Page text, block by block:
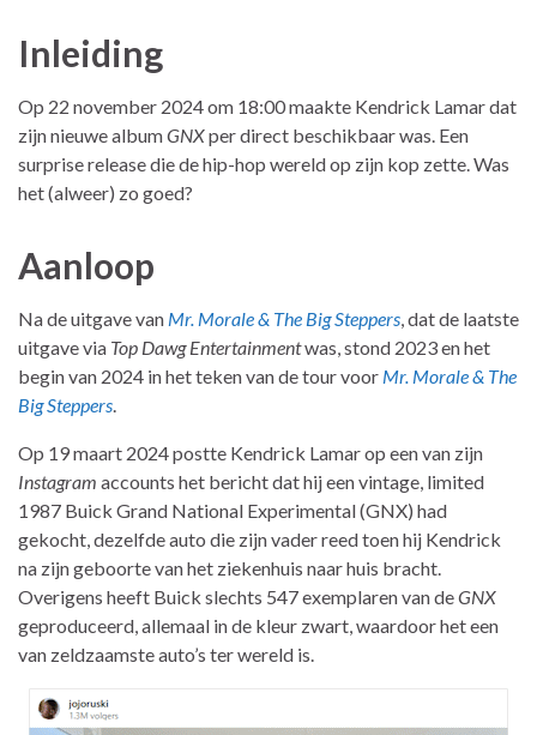
Inleiding
Op 22 november 2024 om 18:00 maakte Kendrick Lamar dat
zijn nieuwe albumGNXper direct beschikbaar was. Een
surprise release die de hip-hop wereld op zijn kop zette. Was
het (alweer) zo goed?
Aanloop
Na de uitgave van Mr. Morale & The Big Steppers , dat de laatste
uitgave via Top Dawg Entertainmentwas, stond 2023 en het
begin van 2024 in het teken van de tour voor Mr. Morale & The
Big Steppers
Op 19 maart 2024 postte Kendrick Lamar op een van zijn
Instagram accounts het bericht dat hij een vintage, limited
1987 Buick Grand National Experimental (GNX) had
gekocht, dezelfde auto die zijn vader reed toen hij Kendrick
na zijn geboorte van het ziekenhuis naar huis bracht.
Overigens heeft Buick slechts 547 exemplaren van deGNX
geproduceerd, allemaal in de kleur zwart, waardoor het een
van zeldzaamste auto’s ter wereld is.